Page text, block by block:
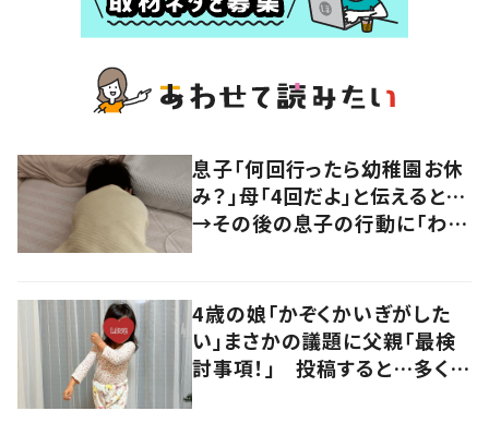
息子「何回行ったら幼稚園お休
み？」母「4回だよ」と伝えると…
→その後の息子の行動に「わか
4歳の娘「かぞくかいぎがした
い」まさかの議題に父親「最検
討事項！」 投稿すると…多くの